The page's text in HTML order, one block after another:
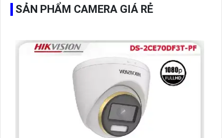
SẢN PHẨM CAMERA GIÁ RẺ